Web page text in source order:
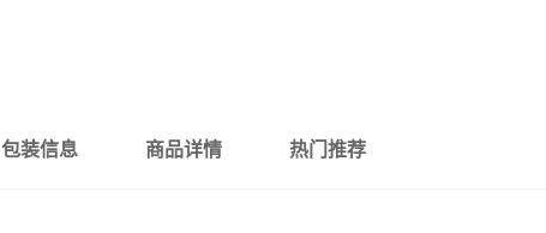
包装信息 商品详情 热门推荐